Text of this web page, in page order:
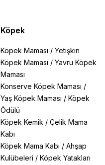
Köpek
Köpek Maması /Yetişkin
Köpek Maması /Yavru Köpek
Maması
Konserve Köpek Maması /
Yaş Köpek Maması /Köpek
Ödülü
Köpek Kemik /Çelik Mama
Kabı
Köpek Mama Kabı /Ahşap
Kulübeleri /Köpek Yatakları